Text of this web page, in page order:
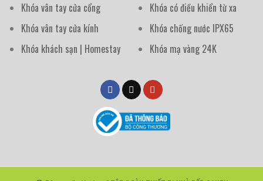
Khóa vân tay cửa cổng
Khóa vân tay cửa kính
Khóa khách sạn | Homestay
Khóa có điều khiển từ xa
Khóa chống nước IPX65
Khóa mạ vàng 24K